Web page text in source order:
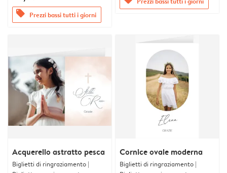
offers Prezzi bassi tutti i giorni
Acquerello astratto pesca
Biglietti di ringraziamento |
Cornice ovale moderna
Biglietti di ringraziamento |